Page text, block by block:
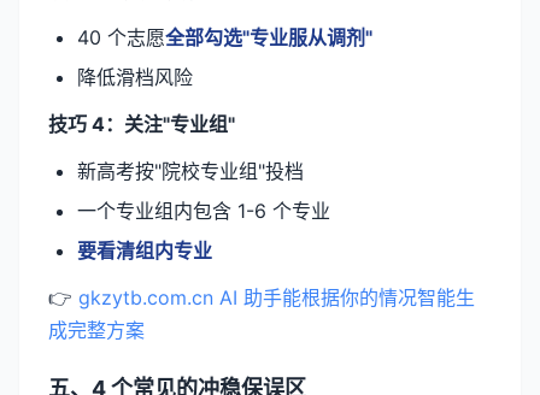
40 个志愿全部勾选"专业服从调剂"
降低滑档风险
技巧 4：关注"专业组"
新高考按"院校专业组"投档
一个专业组内包含 1-6 个专业
要看清组内专业
👉 gkzytb.com.cn AI 助手能根据你的情况智能生
成完整方案
五、4 个常见的冲稳保误区